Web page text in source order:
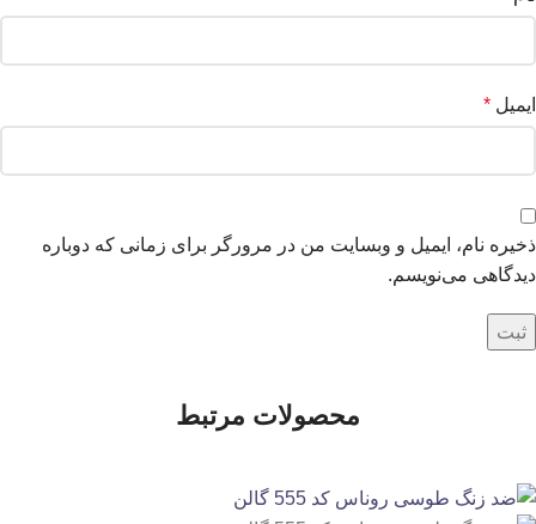
ایمیل *
ذخیره نام، ایمیل و وبسایت من در مرورگر برای زمانی که دوباره
دیدگاهی می‌نویسم.
محصولات مرتبط